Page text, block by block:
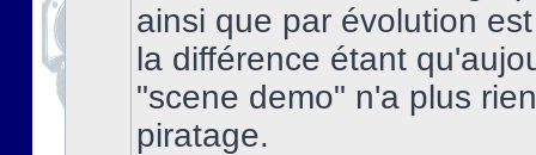
ainsi que par évolution
la différence étant
"scene demo" n'a plus
piratage.